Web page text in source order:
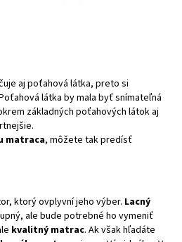
aj poťahová látka, preto si
látka by mala byť snímateľná
základných poťahových látok aj
matraca, môžete tak predísť
ktorý ovplyvní jeho výber. Lacný
ale bude potrebné ho vymeniť
kvalitný matrac. Ak však hľadáte